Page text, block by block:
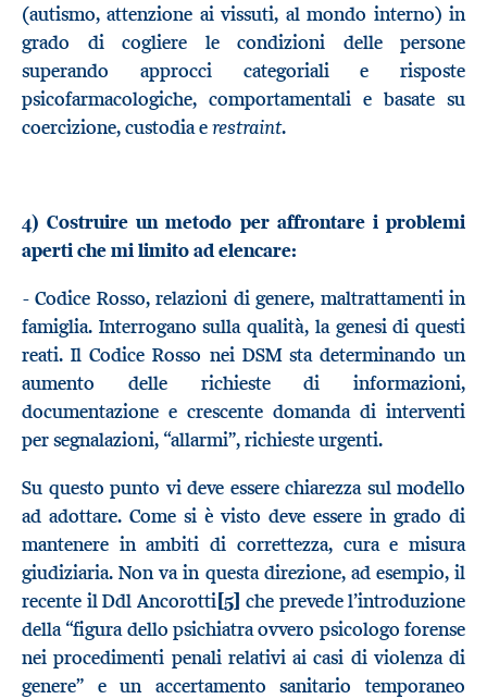
(autismo, attenzione ai vissuti, al mondo interno) in
grado di cogliere le condizioni delle persone
superando approcci categoriali e risposte
psicofarmacologiche, comportamentali e basate su
coercizione, custodia erestraint.
4) Costruire un metodo per affrontare i problemi
aperti che mi limito ad elencare:
- Codice Rosso, relazioni di genere, maltrattamenti in
famiglia. Interrogano sulla qualità, la genesi di questi
reati. Il Codice Rosso nei DSM sta determinando un
aumento delle richieste di informazioni,
documentazione e crescente domanda di interventi
per segnalazioni, “allarmi”, richieste urgenti.
Su questo punto vi deve essere chiarezza sul modello
ad adottare. Come si è visto deve essere in grado di
mantenere in ambiti di correttezza, cura e misura
giudiziaria. Non va in questa direzione, ad esempio, il
recente il Ddl Ancorotti[5] che prevede l’introduzione
della “figura dello psichiatra ovvero psicologo forense
nei procedimenti penali relativi ai casi di violenza di
genere” e un accertamento sanitario temporaneo